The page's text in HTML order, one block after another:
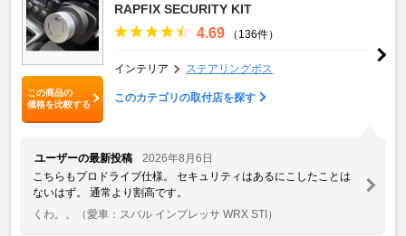
この商品の
価格を比較する
RAPFIX SECURITY KIT
4.69 （136件）
インテリア ステアリングボス
このカテゴリの取付店を探す
ユーザーの最新投稿
2026年8月6日
こちらもプロドライブ仕様。 セキュリティはあるにこしたことは
ないはず。 通常より割高です。
くわ。。
（愛車：スバル インプレッサ WRX STI）